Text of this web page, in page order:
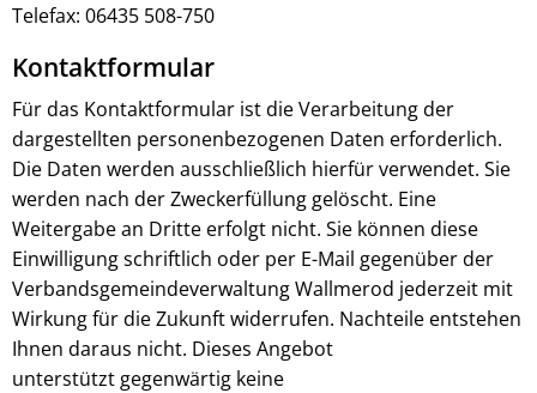
Telefax: 06435 508-750
Kontaktformular
Für das Kontaktformular ist die Verarbeitung der
dargestellten personenbezogenen Daten erforderlich.
Die Daten werden ausschließlich hierfür verwendet. Sie
werden nach der Zweckerfüllung gelöscht. Eine
Weitergabe an Dritte erfolgt nicht. Sie können diese
Einwilligung schriftlich oder per E-Mail gegenüber der
Verbandsgemeindeverwaltung Wallmerod jederzeit mit
Wirkung für die Zukunft widerrufen. Nachteile entstehen
Ihnen daraus nicht. Dieses Angebot
unterstützt gegenwärtig keine